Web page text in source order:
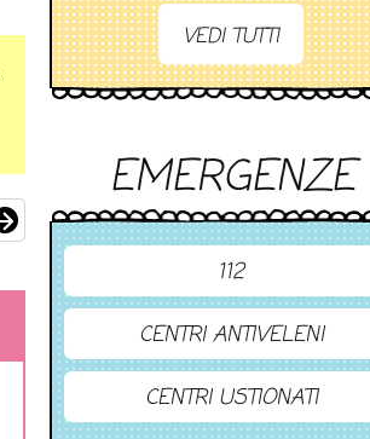
VEDI TUTTI
EMERGENZE
112
CENTRI ANTIVELENI
CENTRI USTIONATI